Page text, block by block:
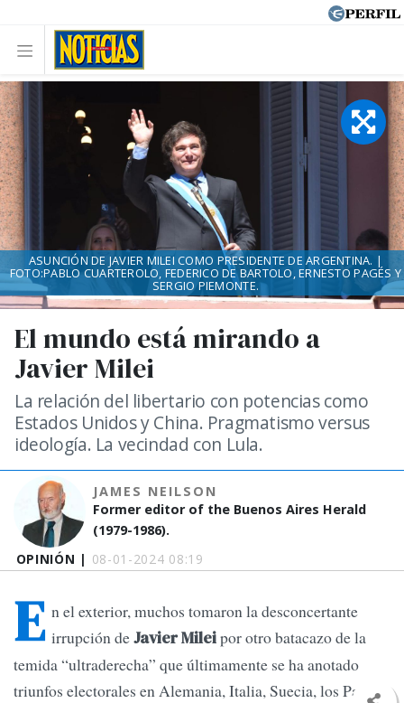
OPINIÓN | 08-01-2024 08:19
El mundo está mirando a
Javier Milei
La relación del libertario con potencias como
Estados Unidos y China. Pragmatismo versus
ideología. La vecindad con Lula.
JAMES NEILSON
Former editor of the Buenos Aires Herald
(1979-1986).
ASUNCIÓN DE JAVIER MILEI COMO PRESIDENTE DE ARGENTINA. |
FOTO:PABLO CUARTEROLO, FEDERICO DE BARTOLO, ERNESTO PAGÉS Y
SERGIO PIEMONTE.
E n el exterior, muchos tomaron la desconcertante
irrupción deJavier Mileipor otro batacazo de la
temida “ultraderecha” que últimamente se ha anotado
triunfos electorales en Alemania, Italia, Suecia, los Países